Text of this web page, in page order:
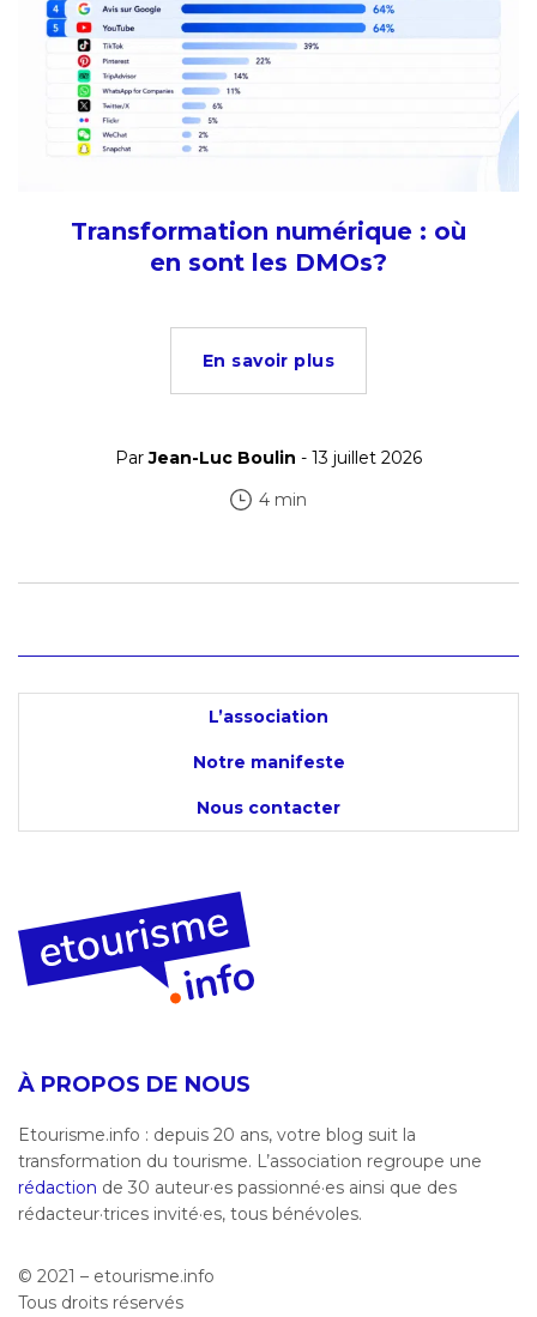
Transformation numérique : où
en sont les DMOs?
En savoir plus
ParJean-Luc Boulin - 13 juillet 2026
4 min
L’association
Notre manifeste
Nous contacter
À PROPOS DE NOUS
Etourisme.info : depuis 20 ans, votre blog suit la
transformation du tourisme. L’association regroupe une
rédaction de 30 auteur·es passionné·es ainsi que des
rédacteur·trices invité·es, tous bénévoles.
© 2021 – etourisme.info
Tous droits réservés